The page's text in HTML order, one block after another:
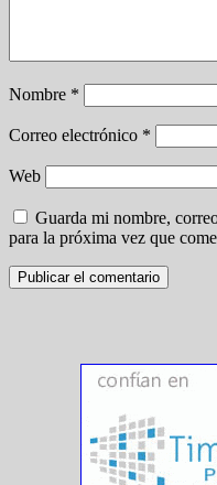
Nombre *
Correo electrónico *
Web
Guarda mi nombre,
para la próxima vez que